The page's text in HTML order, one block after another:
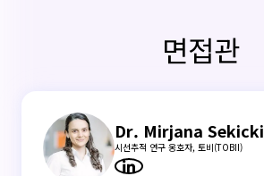
면접관
Dr. Mirjana Sekicki
시선추적 연구 옹호자, 토비(TOBII)